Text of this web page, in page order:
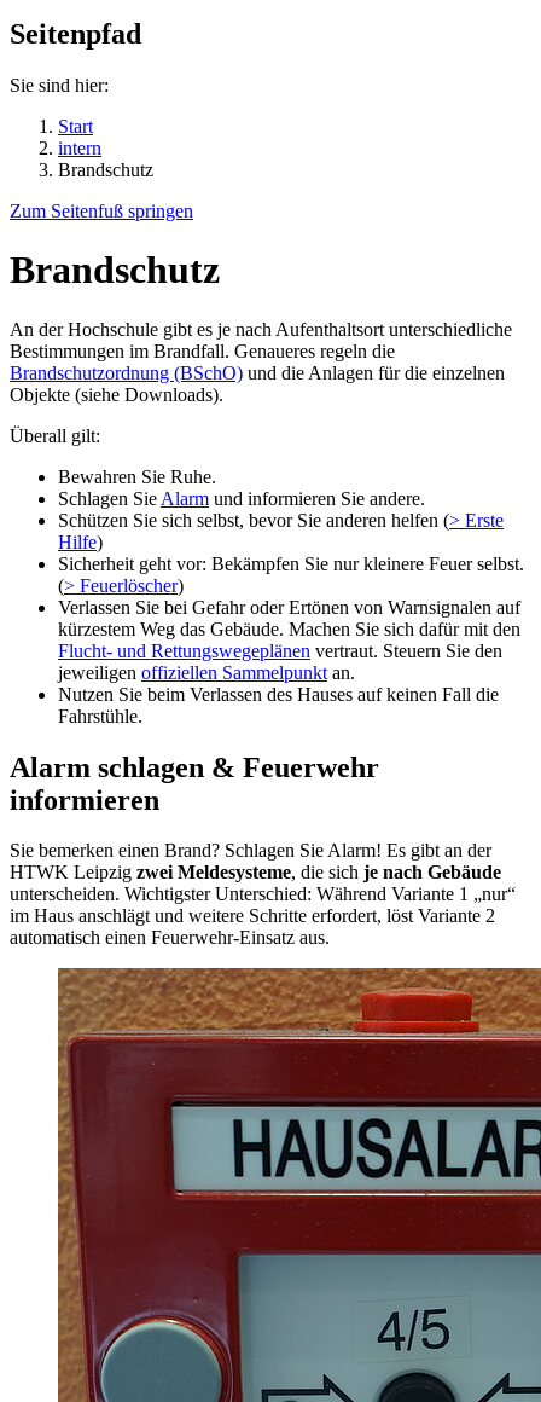
Seitenpfad
Sie sind hier:
Start
intern
Brandschutz
Zum Seitenfuß springen
Brandschutz
An der Hochschule gibt es je nach Aufenthaltsort unterschiedliche
Bestimmungen im Brandfall. Genaueres regeln die
Brandschutzordnung (BSchO) und die Anlagen für die einzelnen
Objekte (siehe Downloads).
Überall gilt:
Bewahren Sie Ruhe.
Schlagen Sie Alarm und informieren Sie andere.
Schützen Sie sich selbst, bevor Sie anderen helfen (> Erste
Hilfe)
Sicherheit geht vor: Bekämpfen Sie nur kleinere Feuer selbst.
(> Feuerlöscher)
Verlassen Sie bei Gefahr oder Ertönen von Warnsignalen auf
kürzestem Weg das Gebäude. Machen Sie sich dafür mit den
Flucht- und Rettungswegeplänen vertraut. Steuern Sie den
jeweiligen offiziellen Sammelpunkt an.
Nutzen Sie beim Verlassen des Hauses auf keinen Fall die
Fahrstühle.
Alarm schlagen & Feuerwehr
informieren
Sie bemerken einen Brand? Schlagen Sie Alarm! Es gibt an der
HTWK Leipzig zwei Meldesysteme, die sich je nach Gebäude
unterscheiden. Wichtigster Unterschied: Während Variante 1 „nur“
im Haus anschlägt und weitere Schritte erfordert, löst Variante 2
automatisch einen Feuerwehr-Einsatz aus.